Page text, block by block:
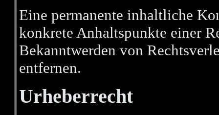
Eine permanente inhaltliche
konkrete Anhaltspunkte einer
Bekanntwerden von
entfernen.
Urheberrecht